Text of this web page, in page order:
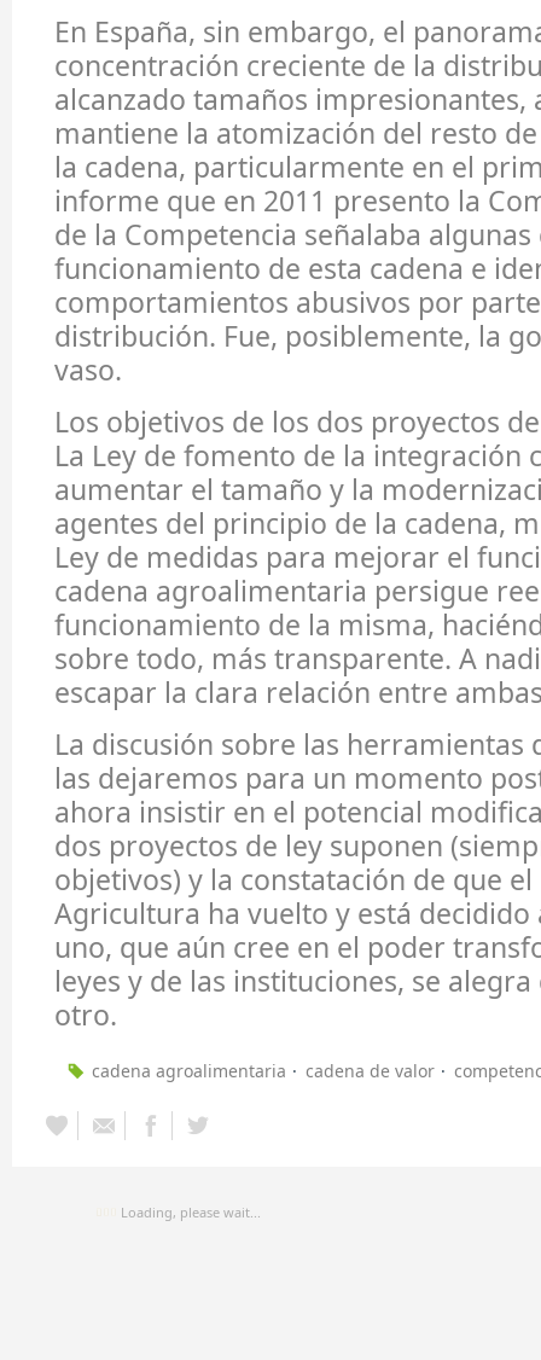
En España, sin embargo, el
concentración creciente de la
alcanzado tamaños impresionantes,
mantiene la atomización del resto
la cadena, particularmente en el
informe que en 2011 presento la
de la Competencia señalaba
funcionamiento de esta cadena e
comportamientos abusivos por
distribución. Fue, posiblemente, la
vaso.
Los objetivos de los dos proyectos
La Ley de fomento de la integración
aumentar el tamaño y la
agentes del principio de la cadena,
Ley de medidas para mejorar el
cadena agroalimentaria persigue
funcionamiento de la misma,
sobre todo, más transparente. A
escapar la clara relación entre
La discusión sobre las herramientas
las dejaremos para un momento
ahora insistir en el potencial
dos proyectos de ley suponen
objetivos) y la constatación de que
Agricultura ha vuelto y está decidido
uno, que aún cree en el poder
leyes y de las instituciones, se
otro.
cadena agroalimentaria cadena de valor
Loading, please wait...